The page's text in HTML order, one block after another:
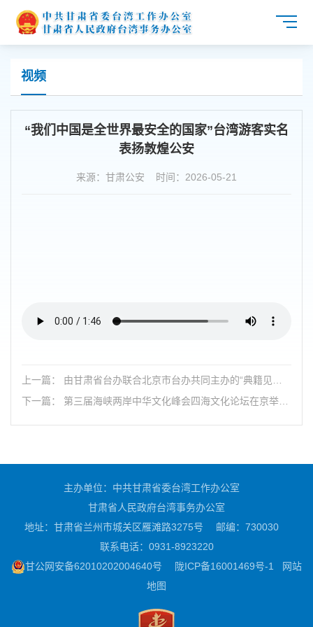
视频
“我们中国是全世界最安全的国家”台湾游客实名
表扬敦煌公安
来源：甘肃公安 时间：2026-05-21
上一篇： 由甘肃省台办联合北京市台办共同主办的“典籍见证·
文脉相连——京陇台四库行”主题宣介活动在北京举办
下一篇： 第三届海峡两岸中华文化峰会四海文化论坛在京举
主办单位：中共甘肃省委台湾工作办公室
甘肃省人民政府台湾事务办公室
地址：甘肃省兰州市城关区雁滩路3275号
邮编：730030
联系电话：0931-8923220
甘公网安备62010202004640号
陇ICP备16001469号-1
网站
地图